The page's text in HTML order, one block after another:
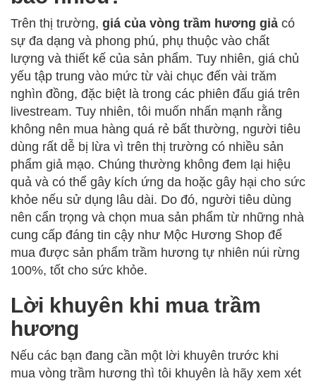
Trên thị trường, giá của vòng trầm hương giả có
sự đa dạng và phong phú, phụ thuộc vào chất
lượng và thiết kế của sản phẩm. Tuy nhiên, giá chủ
yếu tập trung vào mức từ vài chục đến vài trăm
nghìn đồng, đặc biệt là trong các phiên đấu giá trên
livestream. Tuy nhiên, tôi muốn nhấn mạnh rằng
không nên mua hàng quá rẻ bất thường, người tiêu
dùng rất dễ bị lừa vì trên thị trường có nhiều sản
phẩm giả mạo. Chúng thường không đem lại hiệu
quả và có thể gây kích ứng da hoặc gây hại cho sức
khỏe nếu sử dụng lâu dài. Do đó, người tiêu dùng
nên cẩn trọng và chọn mua sản phẩm từ những nhà
cung cấp đáng tin cậy như Mộc Hương Shop để
mua được sản phẩm trầm hương tự nhiên núi rừng
100%, tốt cho sức khỏe.
Lời khuyên khi mua trầm
hương
Nếu các bạn đang cần một lời khuyên trước khi
mua vòng trầm hương thì tôi khuyên là hãy xem xét